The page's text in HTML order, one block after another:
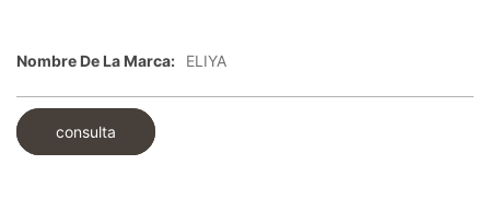
Nombre De La Marca: ELIYA
consulta